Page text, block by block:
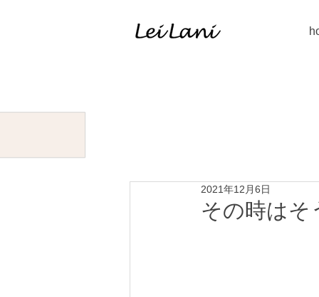
その時はそ
2021年12月6日